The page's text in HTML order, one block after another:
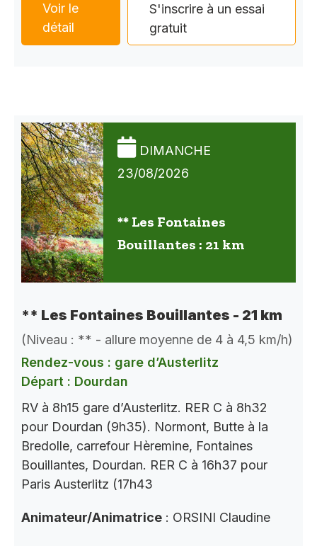
Voir le
détail
S'inscrire à un essai
gratuit
DIMANCHE
23/08/2026
** Les Fontaines
Bouillantes : 21 km
** Les Fontaines Bouillantes - 21 km
(Niveau : ** - allure moyenne de 4 à 4,5 km/h)
Rendez-vous : gare d’Austerlitz
Départ : Dourdan
RV à 8h15 gare d’Austerlitz. RER C à 8h32
pour Dourdan (9h35). Normont, Butte à la
Bredolle, carrefour Hèremine, Fontaines
Bouillantes, Dourdan. RER C à 16h37 pour
Paris Austerlitz (17h43
Animateur/Animatrice : ORSINI Claudine